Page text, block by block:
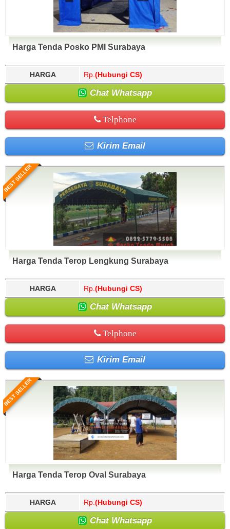
Harga Tenda Posko PMI Surabaya
HARGA Rp. (Hubungi CS)
Chat Whatsapp
Telphone
Kirim Email
BEST SELLER
Harga Tenda Terop Lengkung Surabaya
HARGA Rp. (Hubungi CS)
Chat Whatsapp
Telphone
Kirim Email
BEST SELLER
Harga Tenda Terop Oval Surabaya
HARGA Rp. (Hubungi CS)
Chat Whatsapp